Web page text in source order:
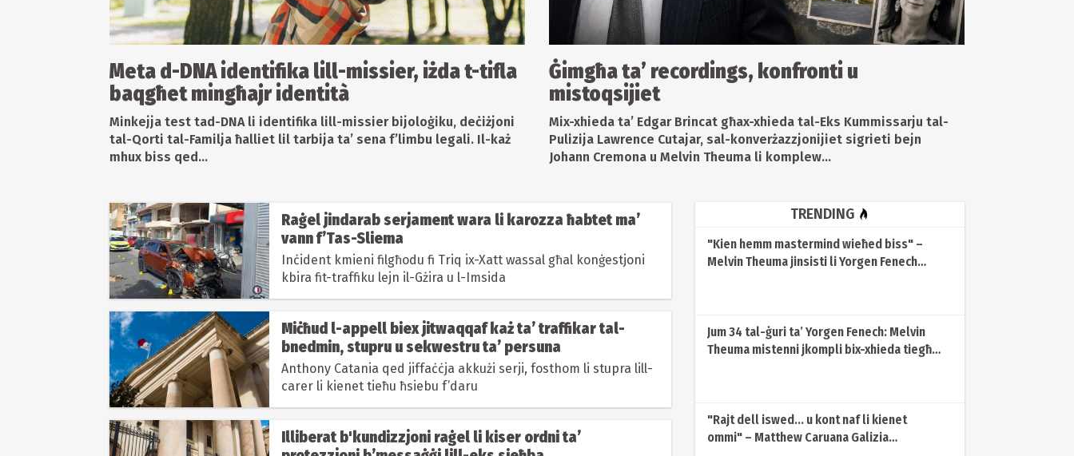
Meta d-DNA identifika lill-missier, iżda t-tifla
baqgħet mingħajr identità
Minkejja test tad-DNA li identifika lill-missier bijoloġiku, deċiżjoni
tal-Qorti tal-Familja ħalliet lil tarbija ta’ sena f’limbu legali. Il-każ
mhux biss qed...
Ġimgħa ta’ recordings, konfronti u
mistoqsijiet
Mix-xhieda ta’ Edgar Brincat għax-xhieda tal-Eks Kummissarju tal-
Pulizija Lawrence Cutajar, sal-konverżazzjonijiet sigrieti bejn
Johann Cremona u Melvin Theuma li komplew...
Raġel jindarab serjament wara li karozza ħabtet ma’
vann f’Tas-Sliema
Inċident kmieni filgħodu fi Triq ix-Xatt wassal għal konġestjoni
kbira fit-traffiku lejn il-Gżira u l-Imsida
Miċħud l-appell biex jitwaqqaf każ ta’ traffikar tal-
bnedmin, stupru u sekwestru ta’ persuna
Anthony Catania qed jiffaċċja akkużi serji, fosthom li stupra lill-
carer li kienet tieħu ħsiebu f’daru
Illiberat b'kundizzjoni raġel li kiser ordni ta’
TRENDING
"Kien hemm mastermind wieħed biss" –
Melvin Theuma jinsisti li Yorgen Fenech
Jum 34 tal-ġuri ta’ Yorgen Fenech: Melvin
Theuma mistenni jkompli bix-xhieda tiegħu
"Rajt dell iswed... u kont naf li kienet
ommi" – Matthew Caruana Galizia